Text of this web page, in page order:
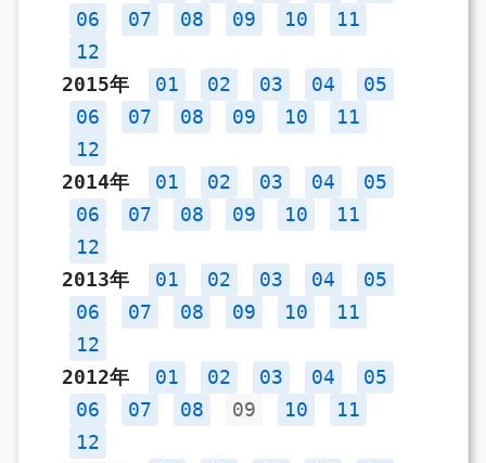
06
07 08 09 10
11
12
2015年
01 02 03 04
05
06
07 08 09 10
11
12
2014年
01 02 03 04
05
06
07 08 09 10
11
12
2013年
01 02 03 04
05
06
07 08 09 10
11
12
2012年
01 02 03 04
05
06
07 08 09 10
11
12